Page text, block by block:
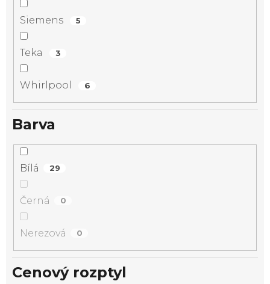
Siemens 5
Teka 3
Whirlpool 6
Barva
Bílá 29
Černá 0
Nerezová 0
Cenový rozptyl